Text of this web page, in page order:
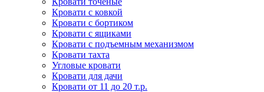
Кровати с ковкой
Кровати с бортиком
Кровати с ящиками
Кровати с подъемным механизмом
Кровати тахта
Угловые кровати
Кровати для дачи
Кровати от 11 до 20 т.р.